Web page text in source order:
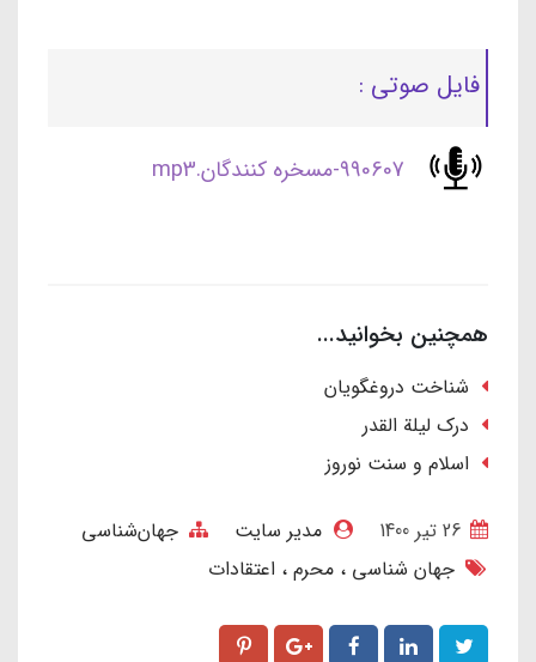
فایل صوتی :
990607-مسخره کنندگان.mp3
همچنین بخوانید...
شناخت دروغگویان
درک لیلة القدر
اسلام و سنت نوروز
مدیر سایت
جهان‌شناسی
جهان شناسی
محرم اعتقادات